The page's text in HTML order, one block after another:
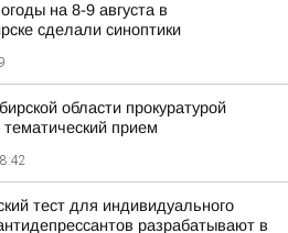
на 8-9 августа в
сделали синоптики
области прокуратурой
прием
тест для индивидуального
разрабатывают в